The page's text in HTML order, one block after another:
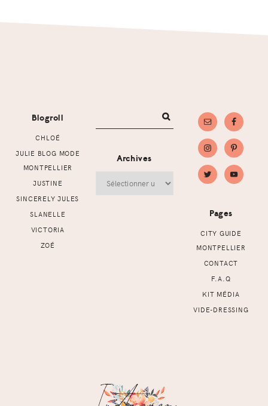
Blogroll
CHLOÉ
JULIE BLOG MODE
MONTPELLIER
JUSTINE
SINCERELY JULES
SLANELLE
VICTORIA
ZOÉ
Archives
Pages
CITY GUIDE
MONTPELLIER
CONTACT
F.A.Q
KIT MÉDIA
VIDE-DRESSING